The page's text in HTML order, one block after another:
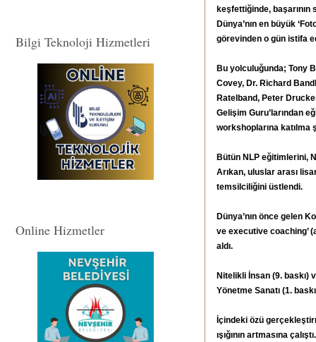
Bilgi Teknoloji Hizmetleri
Online Hizmetler
keşfettiğinde, başarının
Dünya’nın en büyük
görevinden o gün istifa
Bu yolculuğunda; Tony
Covey, Dr. Richard
Ratelband, Peter
Gelişim Guru’larından
workshoplarına katılma
Bütün NLP eğitimlerini,
Arıkan, uluslar arası
temsilciliğini üstlendi.
Dünya’nın önce gelen
ve executive coaching’
aldı.
Nitelikli İnsan (9. baskı)
Yönetme Sanatı (1.
İçindeki özü
ışığının artmasına